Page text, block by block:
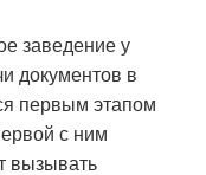
заведение у
документов в
первым этапом
с ним
вызывать